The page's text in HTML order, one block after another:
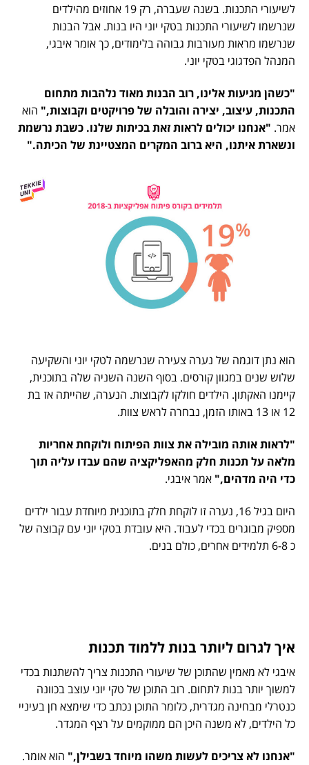
לשיעורי התכנות. בשנה שעברה, רק 19 אחוזים מהילדים
שנרשמו לשיעורי התכנות בטקי יוני היו בנות. אבל הבנות
שנרשמו מראות מעורבות גבוהה בלימודים, כך אומר איבגי,
המנהל הפדגוגי בטקי יוני.
"כשהן מגיעות אלינו, רוב הבנות מאוד נלהבות מתחום
התכנות, עיצוב, יצירה והובלה של פרויקטים וקבוצות," הוא
אמר. "אנחנו יכולים לראות זאת בכיתות שלנו. כשבת נרשמת
ונשארת איתנו, היא ברוב המקרים המצטיינת של הכיתה."
הוא נתן דוגמה של נערה צעירה שנרשמה לטקי יוני והשקיעה
שלוש שנים במגוון קורסים. בסוף השנה השניה שלה בתוכנית,
קיימנו האקתון. הילדים חולקו לקבוצות. הנערה, שהייתה אז בת
12 או 13 באותו הזמן, נבחרה לראש צוות.
"לראות אותה מובילה את צוות הפיתוח ולוקחת אחריות
מלאה על תכנות חלק מהאפליקציה שהם עבדו עליה תוך
כדי היה מדהים," אמר איבגי.
היום בגיל 16, נערה זו לוקחת חלק בתוכנית מיוחדת עבור ילדים
מספיק מבוגרים בכדי לעבוד. היא עובדת בטקי יוני עם קבוצה של
כ 6-8 תלמידים אחרים, כולם בנים.
איך לגרום ליותר בנות ללמוד תכנות
איבגי לא מאמין שהתוכן של שיעורי התכנות צריך להשתנות בכדי
למשוך יותר בנות לתחום. רוב התוכן של טקי יוני עוצב בכוונה
כנטרלי מבחינה מגדרית, כלומר התוכן נכתב כדי שימצא חן בעיניי
כל הילדים, לא משנה היכן הם ממוקמים על רצף המגדר.
"אנחנו לא צריכים לעשות משהו מיוחד בשבילן," הוא אומר.